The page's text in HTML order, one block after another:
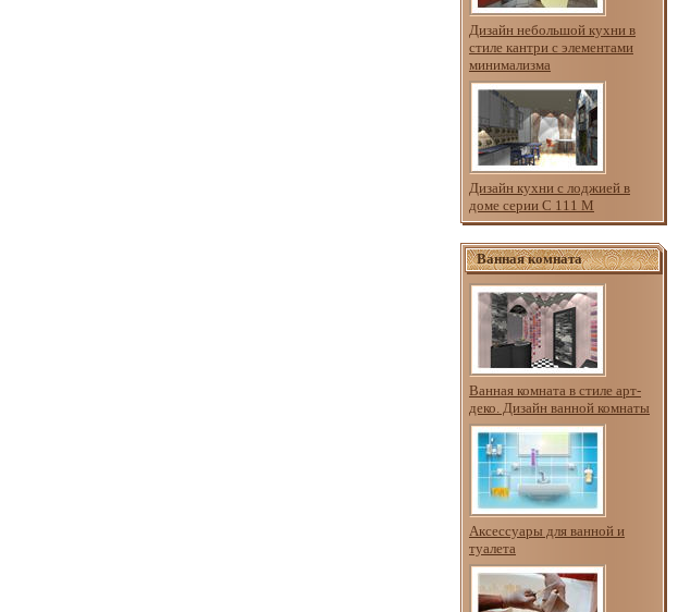
Дизайн небольшой кухни в
стиле кантри с элементами
минимализма
Дизайн кухни с лоджией в
доме серии С 111 М
Ванная комната
Ванная комната в стиле арт-
деко. Дизайн ванной комнаты
Аксессуары для ванной и
туалета